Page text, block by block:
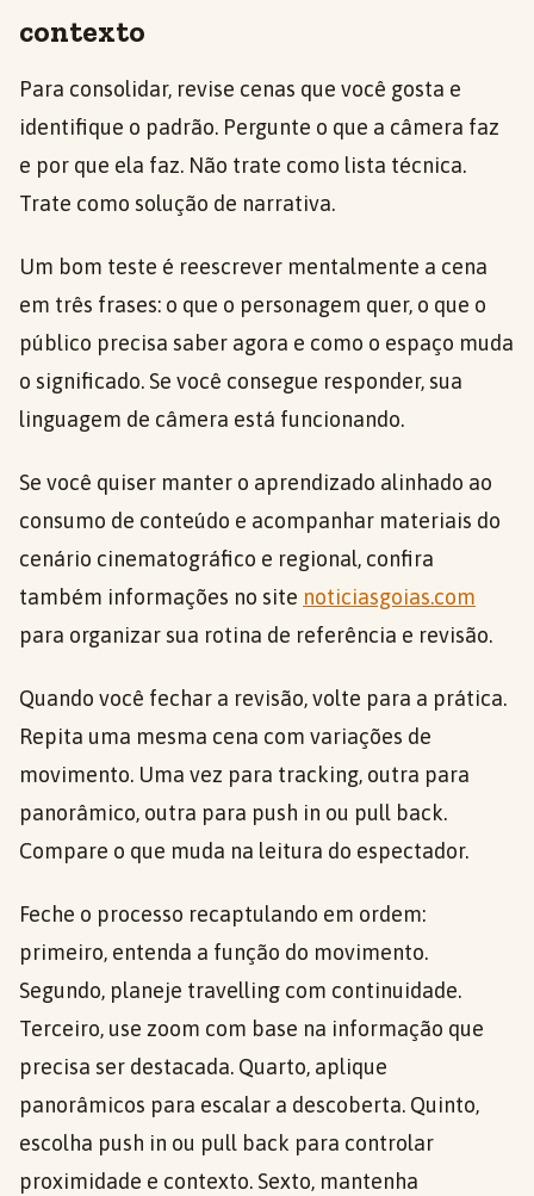
contexto
Para consolidar, revise cenas que você gosta e
identifique o padrão. Pergunte o que a câmera faz
e por que ela faz. Não trate como lista técnica.
Trate como solução de narrativa.
Um bom teste é reescrever mentalmente a cena
em três frases: o que o personagem quer, o que o
público precisa saber agora e como o espaço muda
o significado. Se você consegue responder, sua
linguagem de câmera está funcionando.
Se você quiser manter o aprendizado alinhado ao
consumo de conteúdo e acompanhar materiais do
cenário cinematográfico e regional, confira
também informações no site noticiasgoias.com
para organizar sua rotina de referência e revisão.
Quando você fechar a revisão, volte para a prática.
Repita uma mesma cena com variações de
movimento. Uma vez para tracking, outra para
panorâmico, outra para push in ou pull back.
Compare o que muda na leitura do espectador.
Feche o processo recaptulando em ordem:
primeiro, entenda a função do movimento.
Segundo, planeje travelling com continuidade.
Terceiro, use zoom com base na informação que
precisa ser destacada. Quarto, aplique
panorâmicos para escalar a descoberta. Quinto,
escolha push in ou pull back para controlar
proximidade e contexto. Sexto, mantenha